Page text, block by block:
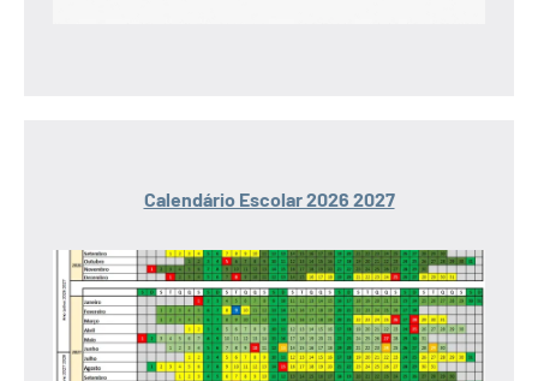
Calendário Escolar 2026 2027